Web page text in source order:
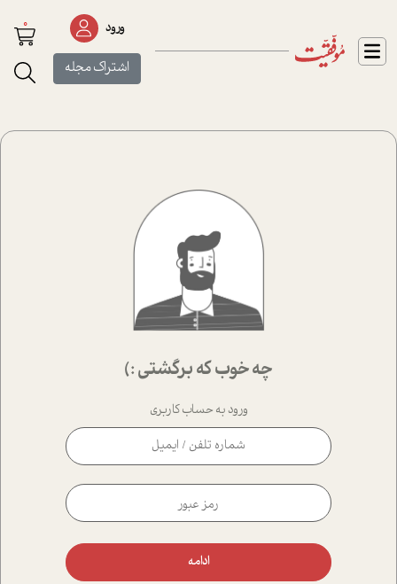
ورود
اشتراک مجله
0
چه خوب که برگشتی :)
ورود به حساب کاربری
ادامه